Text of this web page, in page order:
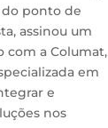
do ponto de
assinou um
com a Columat,
em
e
nos